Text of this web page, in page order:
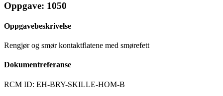
Oppgave: 1050
Oppgavebeskrivelse
Rengjør og smør kontaktflatene med smørefett
Dokumentreferanse
RCM ID: EH-BRY-SKILLE-HOM-B